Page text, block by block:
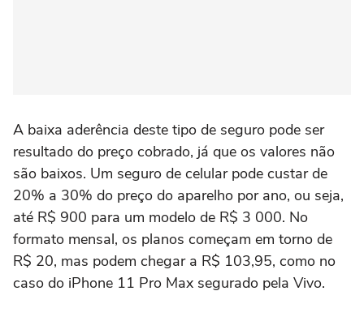
A baixa aderência deste tipo de seguro pode ser
resultado do preço cobrado, já que os valores não
são baixos. Um seguro de celular pode custar de
20% a 30% do preço do aparelho por ano, ou seja,
até R$ 900 para um modelo de R$ 3 000. No
formato mensal, os planos começam em torno de
R$ 20, mas podem chegar a R$ 103,95, como no
caso do iPhone 11 Pro Max segurado pela Vivo.